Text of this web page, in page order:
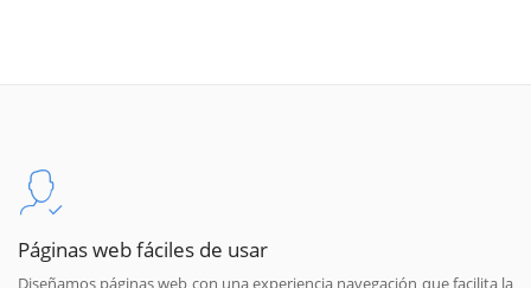
Páginas web fáciles de usar
Diseñamos páginas web con una experiencia navegación que facilita la